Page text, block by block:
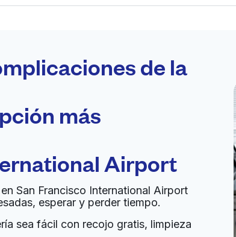
Abierto 24/7
Ir al sitio web
a domicilio:desconocido
de la
más
Airport
San Francisco International Airport
esperar y perder tiempo.
sea fácil con recojo gratis, limpieza